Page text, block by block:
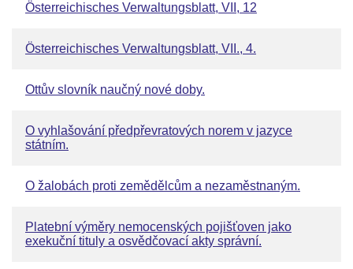
Österreichisches Verwaltungsblatt, VII, 12
Österreichisches Verwaltungsblatt, VII., 4.
Ottův slovník naučný nové doby.
O vyhlašování předpřevratových norem v jazyce
státním.
O žalobách proti zemědělcům a nezaměstnaným.
Platební výměry nemocenských pojišťoven jako
exekuční tituly a osvědčovací akty správní.